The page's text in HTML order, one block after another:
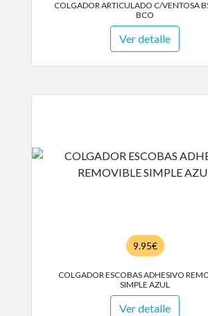
COLGADOR ARTICULADO C/VENTOSA
BCO
Ver detalle
9.95€
COLGADOR ESCOBAS ADHESIVO
SIMPLE AZUL
Ver detalle